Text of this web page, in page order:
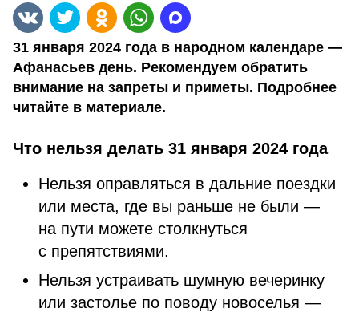
31 января 2024 года в народном календаре —
Афанасьев день. Рекомендуем обратить
внимание на запреты и приметы. Подробнее
читайте в материале.
Что нельзя делать 31 января 2024 года
Нельзя оправляться в дальние поездки
или места, где вы раньше не были —
на пути можете столкнуться
с препятствиями.
Нельзя устраивать шумную вечеринку
или застолье по поводу новоселья —